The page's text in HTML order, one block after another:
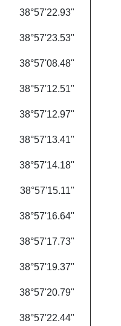
38°57'22.93"
38°57'23.53"
38°57'08.48"
38°57'12.51"
38°57'12.97"
38°57'13.41"
38°57'14.18"
38°57'15.11"
38°57'16.64"
38°57'17.73"
38°57'19.37"
38°57'20.79"
38°57'22.44"